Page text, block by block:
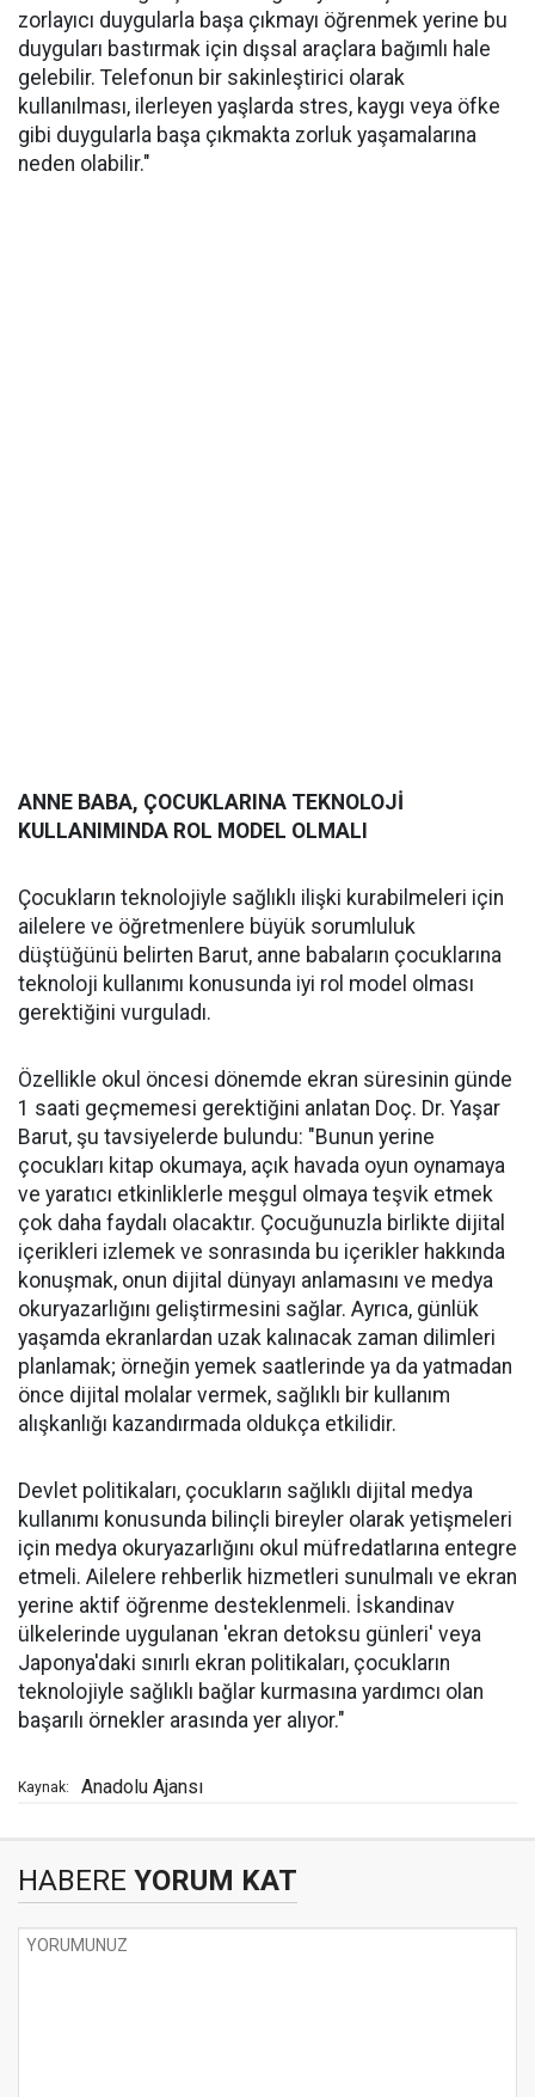
zorlayıcı duygularla başa çıkmayı öğrenmek yerine bu
duyguları bastırmak için dışsal araçlara bağımlı hale
gelebilir. Telefonun bir sakinleştirici olarak
kullanılması, ilerleyen yaşlarda stres, kaygı veya öfke
gibi duygularla başa çıkmakta zorluk yaşamalarına
neden olabilir."
ANNE BABA, ÇOCUKLARINA TEKNOLOJİ
KULLANIMINDA ROL MODEL OLMALI
Çocukların teknolojiyle sağlıklı ilişki kurabilmeleri için
ailelere ve öğretmenlere büyük sorumluluk
düştüğünü belirten Barut, anne babaların çocuklarına
teknoloji kullanımı konusunda iyi rol model olması
gerektiğini vurguladı.
Özellikle okul öncesi dönemde ekran süresinin günde
1 saati geçmemesi gerektiğini anlatan Doç. Dr. Yaşar
Barut, şu tavsiyelerde bulundu: "Bunun yerine
çocukları kitap okumaya, açık havada oyun oynamaya
ve yaratıcı etkinliklerle meşgul olmaya teşvik etmek
çok daha faydalı olacaktır. Çocuğunuzla birlikte dijital
içerikleri izlemek ve sonrasında bu içerikler hakkında
konuşmak, onun dijital dünyayı anlamasını ve medya
okuryazarlığını geliştirmesini sağlar. Ayrıca, günlük
yaşamda ekranlardan uzak kalınacak zaman dilimleri
planlamak; örneğin yemek saatlerinde ya da yatmadan
önce dijital molalar vermek, sağlıklı bir kullanım
alışkanlığı kazandırmada oldukça etkilidir.
Devlet politikaları, çocukların sağlıklı dijital medya
kullanımı konusunda bilinçli bireyler olarak yetişmeleri
için medya okuryazarlığını okul müfredatlarına entegre
etmeli. Ailelere rehberlik hizmetleri sunulmalı ve ekran
yerine aktif öğrenme desteklenmeli. İskandinav
ülkelerinde uygulanan 'ekran detoksu günleri' veya
Japonya'daki sınırlı ekran politikaları, çocukların
teknolojiyle sağlıklı bağlar kurmasına yardımcı olan
başarılı örnekler arasında yer alıyor."
Kaynak: Anadolu Ajansı
HABERE YORUM KAT